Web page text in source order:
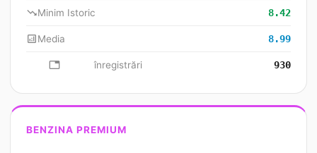
trending_downMinim Istoric 8.42
analyticsMedia 8.99
database înregistrări 930
BENZINA PREMIUM